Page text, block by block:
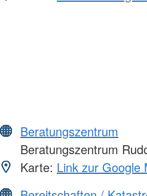
Beratungszentrum
Beratungszentrum
Karte: Link zur Google